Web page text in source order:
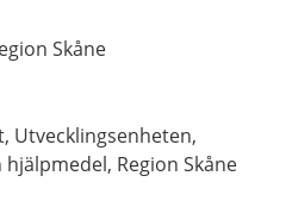
Skåne
Utvecklingsenheten,
hjälpmedel, Region Skåne